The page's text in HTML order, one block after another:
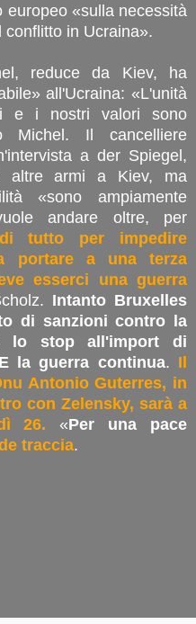
europeo «sulla necessità
in Ucraina».
reduce da Kiev, ha
all'Ucraina: «L'unità
e i nostri valori sono
Michel. Il cancelliere
a der Spiegel,
altre armi a Kiev, ma
«sono ampiamente
andare oltre, per
tutto per impedire
portare a una terza
esserci una guerra
Intanto Bruxelles
di sanzioni contro la
lo stop all'import di
la guerra continua. Il
Antonio Guterres, in
con Zelensky, sarà a
26. «Per una pace
traccia.